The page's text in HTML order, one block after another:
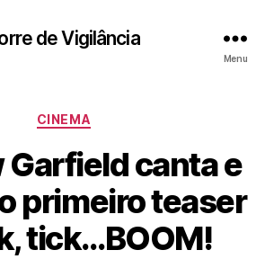
de Vigilância
Menu
Categorias
CINEMA
canta e
primeiro teaser
tick…BOOM!